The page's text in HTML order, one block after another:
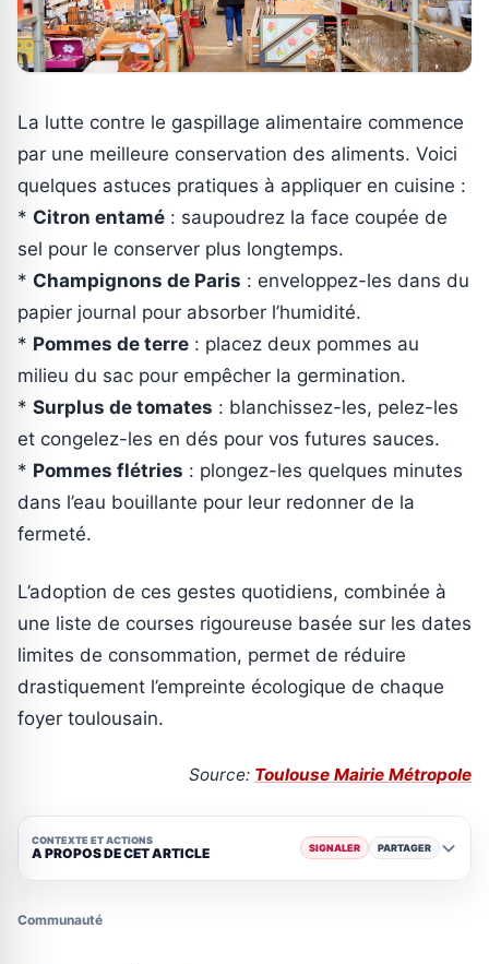
La lutte contre le gaspillage alimentaire commence
par une meilleure conservation des aliments. Voici
quelques astuces pratiques à appliquer en cuisine :
* Citron entamé : saupoudrez la face coupée de
sel pour le conserver plus longtemps.
* Champignons de Paris : enveloppez-les dans du
papier journal pour absorber l’humidité.
* Pommes de terre : placez deux pommes au
milieu du sac pour empêcher la germination.
* Surplus de tomates : blanchissez-les, pelez-les
et congelez-les en dés pour vos futures sauces.
* Pommes flétries : plongez-les quelques minutes
dans l’eau bouillante pour leur redonner de la
fermeté.
L’adoption de ces gestes quotidiens, combinée à
une liste de courses rigoureuse basée sur les dates
limites de consommation, permet de réduire
drastiquement l’empreinte écologique de chaque
foyer toulousain.
Source: Toulouse Mairie Métropole
CONTEXTE ET ACTIONS
A PROPOS DE CET ARTICLE SIGNALER PARTAGER
Communauté